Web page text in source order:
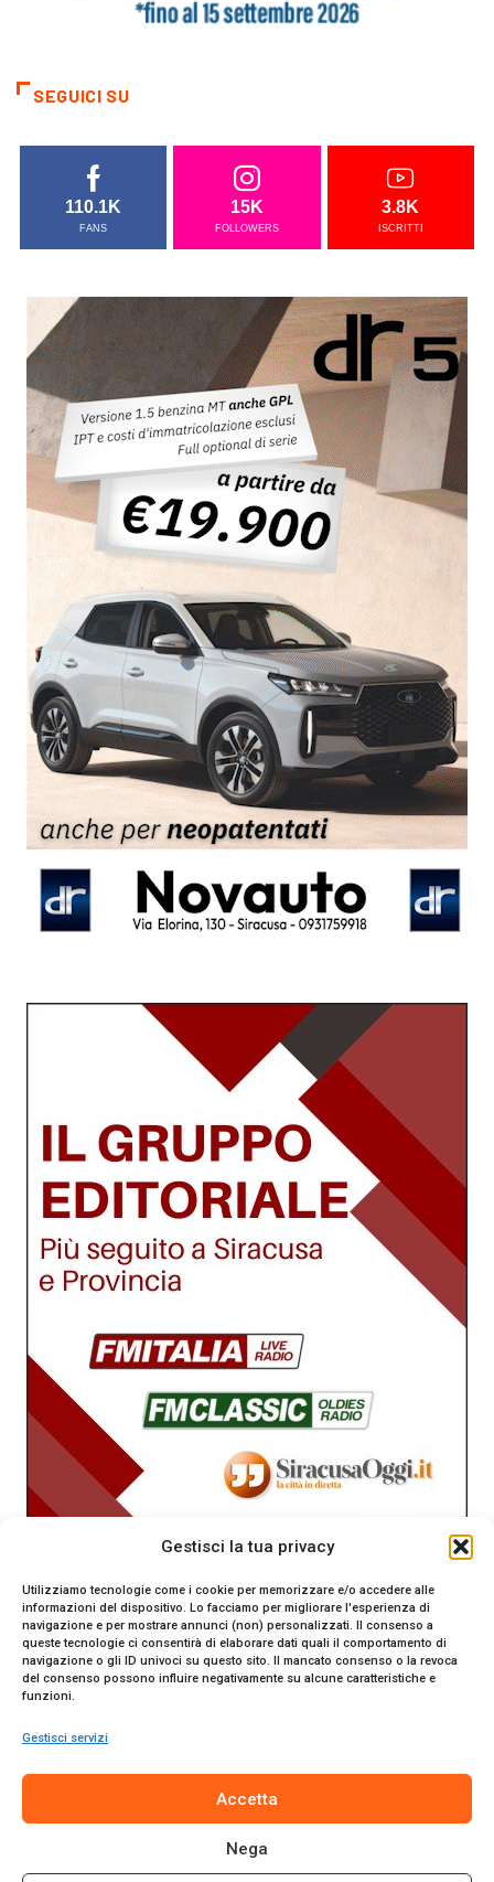
Gestisci la tua privacy
Utilizziamo tecnologie come i cookie per memorizzare e/o accedere alle
informazioni del dispositivo. Lo facciamo per migliorare l'esperienza di
navigazione e per mostrare annunci (non) personalizzati. Il consenso a
queste tecnologie ci consentirà di elaborare dati quali il comportamento di
navigazione o gli ID univoci su questo sito. Il mancato consenso o la revoca
del consenso possono influire negativamente su alcune caratteristiche e
funzioni.
Gestisci servizi
Accetta
Nega
SEGUICI SU
110.1K
FANS
15K
FOLLOWERS
3.8K
ISCRITTI
Tribunale di Siracusa. Direttore responsabile Gianni Catania.
© 2024 Promo Italia S.r.l. Tutti i diritti riservati. | Sito web